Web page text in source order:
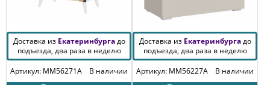
Доставка из Екатеринбургадо
подъезда, два раза в неделю
Артикул: MM56271A
В наличии
Доставка из Екатеринбургадо
подъезда, два раза в неделю
Артикул: MM56227A
В наличии